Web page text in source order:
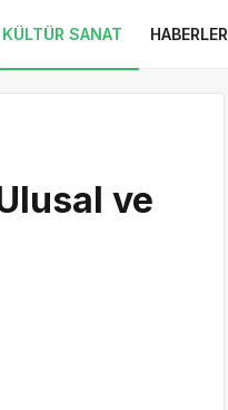
KÜLTÜR SANAT HABERLER
ve